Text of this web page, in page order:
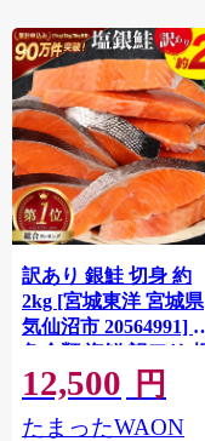
訳あり 銀鮭 切身 約
2kg [宮城東洋 宮城県
気仙沼市 20564991]
魚介類 海鮮 訳アリ
格外 不揃い さけ サケ
鮭切身 シャケ 切り身
冷凍 家庭用 おかず 弁
12,500 円
たまったWAON